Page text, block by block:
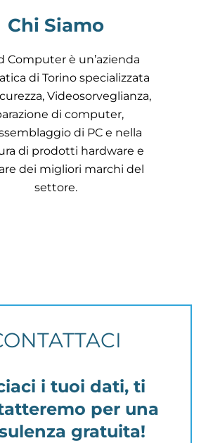
Chi Siamo
Computer è un’azienda
di Torino specializzata
Videosorveglianza,
di computer,
di PC e nella
di prodotti hardware e
dei migliori marchi del
settore.
i tuoi dati, ti
per una
gratuita!